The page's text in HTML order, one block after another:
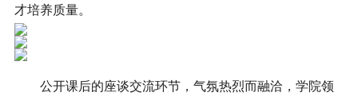
才培养质量。
公开课后的座谈交流环节，气氛热烈而融洽，学院领